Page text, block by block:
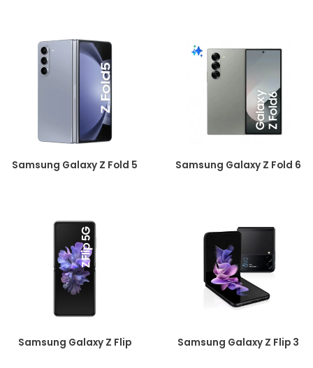
Samsung Galaxy Z Fold 5 Samsung Galaxy Z Fold 6
Samsung Galaxy Z Flip Samsung Galaxy Z Flip 3